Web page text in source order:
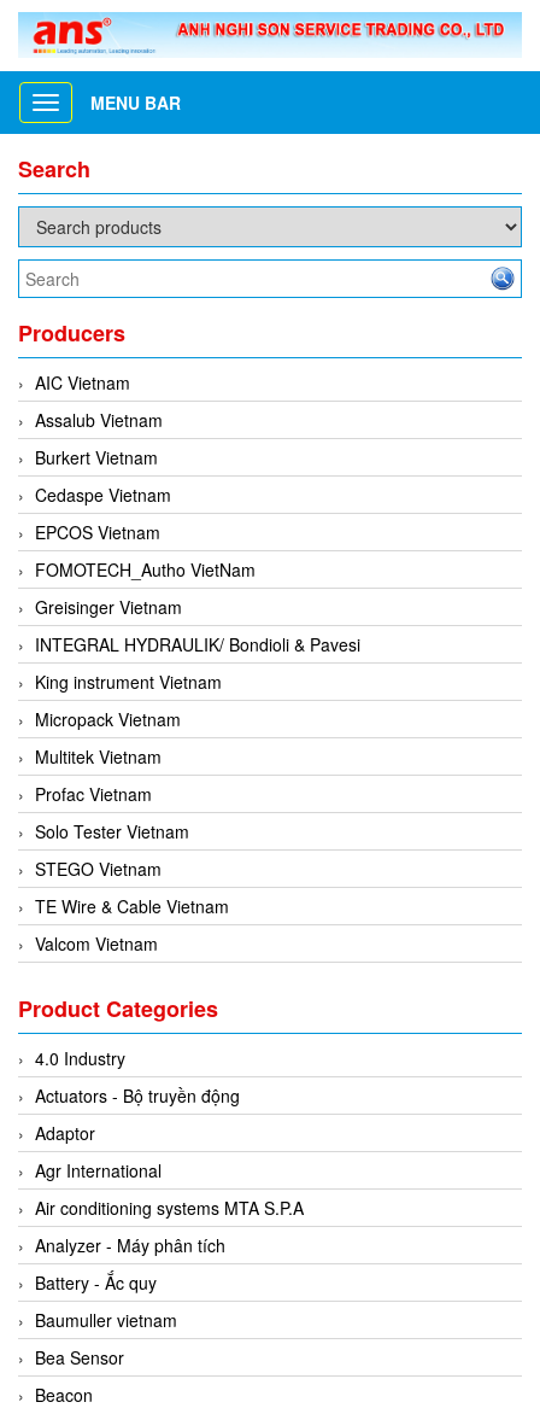
Toggle
navigation
MENU BAR
Search
Producers
AIC Vietnam
Assalub Vietnam
Burkert Vietnam
Cedaspe Vietnam
EPCOS Vietnam
FOMOTECH_Autho VietNam
Greisinger Vietnam
INTEGRAL HYDRAULIK/ Bondioli & Pavesi
King instrument Vietnam
Micropack Vietnam
Multitek Vietnam
Profac Vietnam
Solo Tester Vietnam
STEGO Vietnam
TE Wire & Cable Vietnam
Valcom Vietnam
3CTEST Vietnam
4B VietNam Vietnam
ABB Vietnam
AC Infinity Vietnam
AC&E Telecommunications
AC&T Vietnam
Accepta Vietnam
ACCUMAC Vietnam
AccuWeb Vietnam
Acey
ACOEM Vietnam
Product Categories
4.0 Industry
Actuators - Bộ truyền động
Adaptor
Agr International
Air conditioning systems MTA S.P.A
Analyzer - Máy phân tích
Battery - Ắc quy
Baumuller vietnam
Bea Sensor
Beacon